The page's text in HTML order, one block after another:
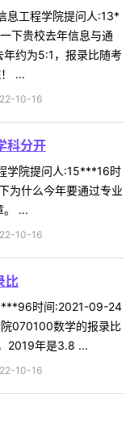
息工程学院提问人:13*
下贵校去年信息与通
约为5:1，报录比随考
...
10-16
科分开
学院提问人:15***16时
为什么今年要通过专业
。 ...
10-16
比
时间:2021-09-24
070100数学的报录比
2019年是3.8 ...
10-16